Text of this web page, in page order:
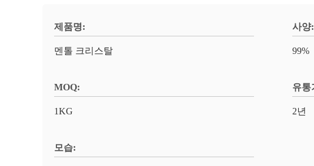
제품명:
멘톨 크리스탈
사양:
99%
MOQ:
1KG
유통
2년
모습: